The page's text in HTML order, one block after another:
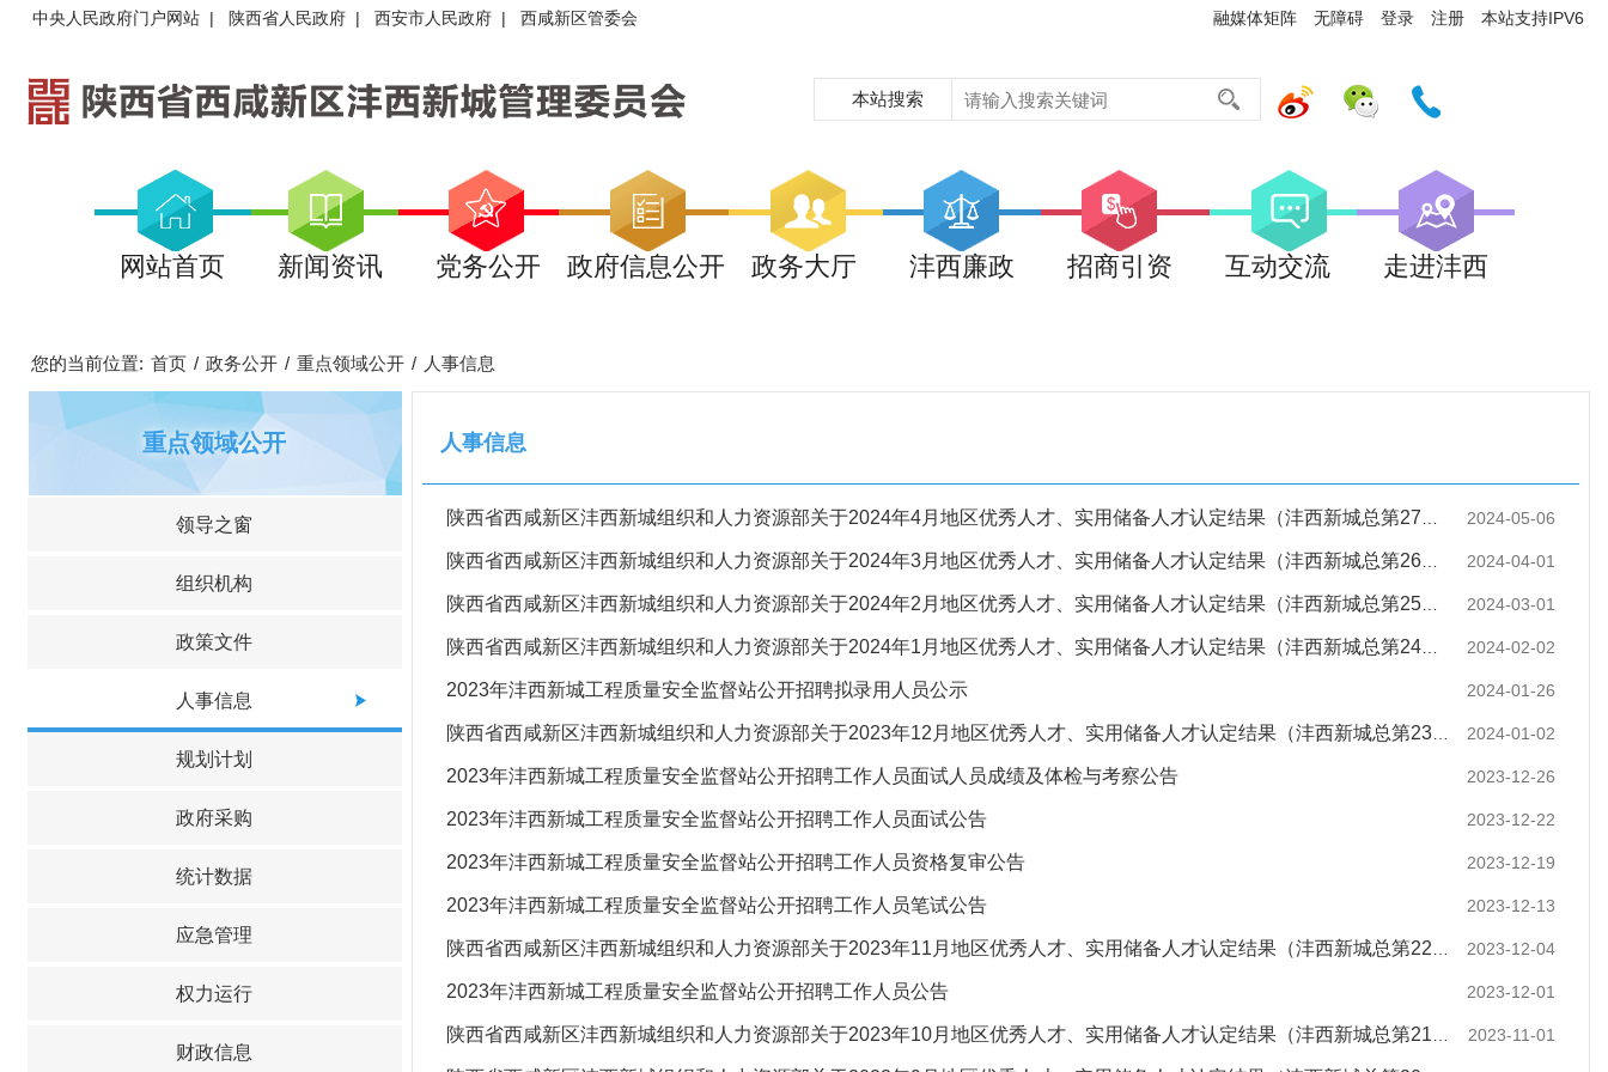
融媒体矩阵 无障碍 登录 注册 本站支持IPV6
中央人民政府门户网站 | 陕西省人民政府 | 西安市人民政府 | 西咸新区管委会
本站搜索
网站首页 新闻资讯 党务公开 政府信息公开 政务大厅 沣西廉政 招商引资 互动交流 走进沣西
您的当前位置: 首页 / 政务公开 / 重点领域公开 / 人事信息
重点领域公开
领导之窗
组织机构
政策文件
人事信息
规划计划
政府采购
统计数据
应急管理
权力运行
财政信息
人事信息
2024-05-06
陕西省西咸新区沣西新城组织和人力资源部关于2024年4月地区优秀人才、实用储备人才认定结果（沣西新城总第27批）的公示
2024-04-01
陕西省西咸新区沣西新城组织和人力资源部关于2024年3月地区优秀人才、实用储备人才认定结果（沣西新城总第26批）的公示
2024-03-01
陕西省西咸新区沣西新城组织和人力资源部关于2024年2月地区优秀人才、实用储备人才认定结果（沣西新城总第25批）的公示
2024-02-02
陕西省西咸新区沣西新城组织和人力资源部关于2024年1月地区优秀人才、实用储备人才认定结果（沣西新城总第24批）的公示
2024-01-26
2023年沣西新城工程质量安全监督站公开招聘拟录用人员公示
2024-01-02
陕西省西咸新区沣西新城组织和人力资源部关于2023年12月地区优秀人才、实用储备人才认定结果（沣西新城总第23批）的公示
2023-12-26
2023年沣西新城工程质量安全监督站公开招聘工作人员面试人员成绩及体检与考察公告
2023-12-22
2023年沣西新城工程质量安全监督站公开招聘工作人员面试公告
2023-12-19
2023年沣西新城工程质量安全监督站公开招聘工作人员资格复审公告
2023-12-13
2023年沣西新城工程质量安全监督站公开招聘工作人员笔试公告
2023-12-04
陕西省西咸新区沣西新城组织和人力资源部关于2023年11月地区优秀人才、实用储备人才认定结果（沣西新城总第22批）的公示
2023-12-01
2023年沣西新城工程质量安全监督站公开招聘工作人员公告
2023-11-01
陕西省西咸新区沣西新城组织和人力资源部关于2023年10月地区优秀人才、实用储备人才认定结果（沣西新城总第21批）的公示